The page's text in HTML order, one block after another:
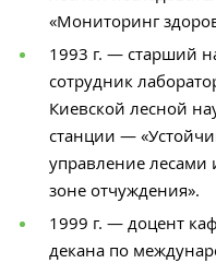
«Мониторинг
1993 г. — старший
сотрудник
Киевской лесной
станции —
управление
зоне отчуждения».
1999 г. — доцент
декана по